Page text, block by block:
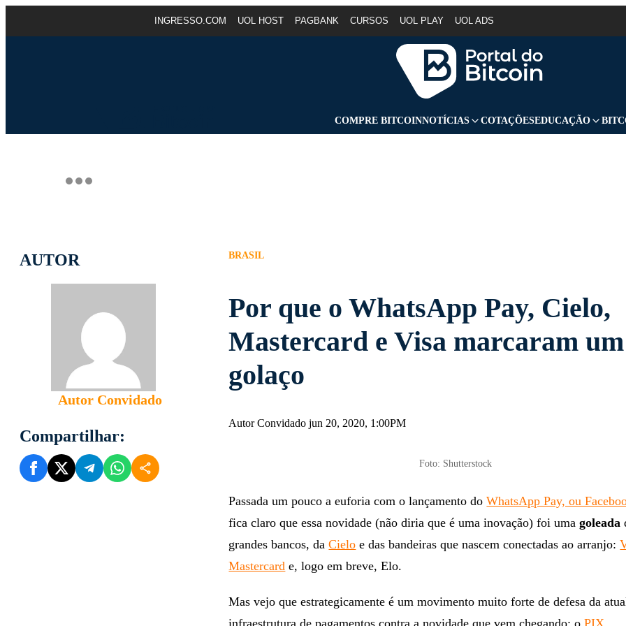
INGRESSO.COM UOL HOST PAGBANK CURSOS UOL PLAY UOL ADS
COMPRE BITCOINNOTÍCIAS COTAÇÕESEDUCAÇÃO
AUTOR
Autor Convidado
Compartilhar:
BRASIL
Por que o WhatsApp Pay, Cielo,
Mastercard e Visa marcaram um
golaço
Autor Convidado jun 20, 2020, 1:00PM
Foto: Shutterstock
Passada um pouco a euforia com o lançamento doWhatsApp Pay, ou
fica claro que essa novidade (não diria que é uma inovação) foi umagoleada
grandes bancos, daCielo e das bandeiras que nascem conectadas ao arranjo:
Mastercard e, logo em breve, Elo.
Mas vejo que estrategicamente é um movimento muito forte de defesa da